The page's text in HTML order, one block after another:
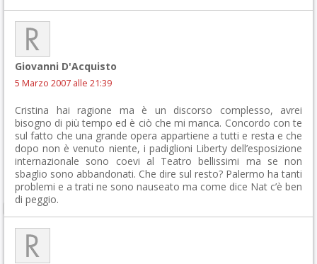
Giovanni D'Acquisto
5 Marzo 2007 alle 21:39
Cristina hai ragione ma è un discorso complesso, avrei
bisogno di più tempo ed è ciò che mi manca. Concordo con te
sul fatto che una grande opera appartiene a tutti e resta e che
dopo non è venuto niente, i padiglioni Liberty dell’esposizione
internazionale sono coevi al Teatro bellissimi ma se non
sbaglio sono abbandonati. Che dire sul resto? Palermo ha tanti
problemi e a trati ne sono nauseato ma come dice Nat c’è ben
di peggio.